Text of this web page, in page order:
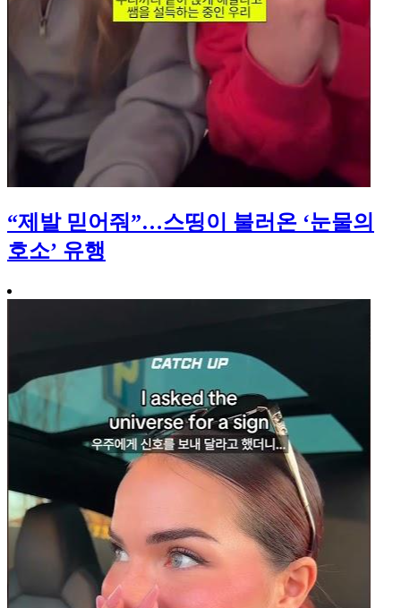
“제발 믿어줘”…스띵이 불러온 ‘눈물의
호소’ 유행